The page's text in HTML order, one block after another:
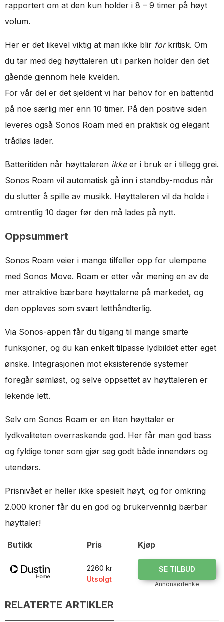
rapportert om at den kun holder i 8 – 9 timer på høyt
volum.
Her er det likevel viktig at man ikke blir for kritisk. Om
du tar med deg høyttaleren ut i parken holder den det
gående gjennom hele kvelden.
For vår del er det sjeldent vi har behov for en batteritid
på noe særlig mer enn 10 timer. På den positive siden
leveres også Sonos Roam med en praktisk og elegant
trådløs lader.
Batteritiden når høyttaleren ikkeer i bruk er i tillegg grei.
Sonos Roam vil automatisk gå inn i standby-modus når
du slutter å spille av musikk. Høyttaleren vil da holde i
omtrentlig 10 dager før den må lades på nytt.
Oppsummert
Sonos Roam veier i mange tilfeller opp for ulempene
med Sonos Move. Roam er etter vår mening en av de
mer attraktive bærbare høyttalerne på markedet, og
den oppleves som svært letthåndterlig.
Via Sonos-appen får du tilgang til mange smarte
funksjoner, og du kan enkelt tilpasse lydbildet etter eget
ønske. Integrasjonen mot eksisterende systemer
foregår sømløst, og selve oppsettet av høyttaleren er
lekende lett.
Selv om Sonos Roam er en liten høyttaler er
lydkvaliteten overraskende god. Her får man god bass
og fyldige toner som gjør seg godt både innendørs og
utendørs.
Prisnivået er heller ikke spesielt høyt, og for omkring
2.000 kroner får du en god og brukervennlig bærbar
høyttaler!
Butikk Pris Kjøp
2260 kr
Utsolgt
SE TILBUD
Annonsørlenke
RELATERTE ARTIKLER